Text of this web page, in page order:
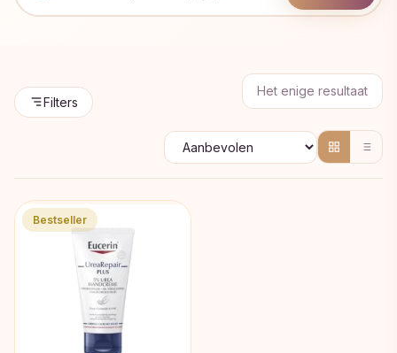
Filters
Het enige resultaat
Bestseller